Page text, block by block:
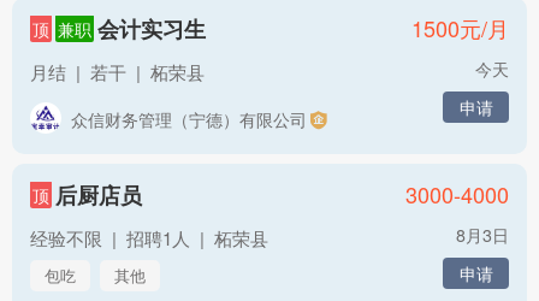
顶 兼职 会计实习生
月结 | 若干 | 柘荣县
众信财务管理（宁德）有限公司
1500元/月
今天
申请
顶 后厨店员
经验不限 | 招聘1人 | 柘荣县
包吃 其他
3000-4000
8月3日
申请